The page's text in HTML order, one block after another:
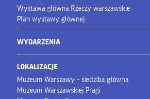
Wystawa główna Rzeczy warszawskie
Plan wystawy głównej
WYDARZENIA
LOKALIZACJE
Muzeum Warszawy – siedziba główna
Muzeum Warszawskiej Pragi